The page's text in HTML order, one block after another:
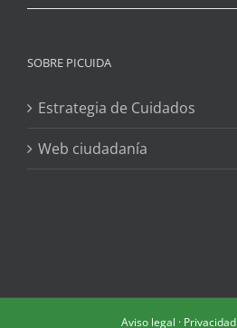
SOBRE PICUIDA
Estrategia de Cuidados
Web ciudadanía
Aviso legal · Privacidad